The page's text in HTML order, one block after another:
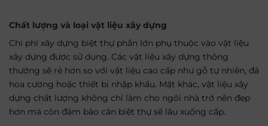
Chất lượng và loại vật liệu xây dựng
Chi phí xây dựng biệt thự phần lớn phụ thuộc vào vật liệu
xây dựng được sử dụng. Các vật liệu xây dựng thông
thường sẽ rẻ hơn so với vật liệu cao cấp như gỗ tự nhiên, đá
hoa cương hoặc thiết bị nhập khẩu. Mặt khác, vật liệu xây
dựng chất lượng không chỉ làm cho ngôi nhà trở nên đẹp
hơn mà còn đảm bảo căn biệt thự sẽ lâu xuống cấp.